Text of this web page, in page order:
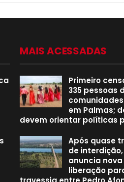
MAIS ACESSADAS
Primeiro
335 pessoas
em Palmas;
devem orientar políticas
Após quase
de interdição,
anuncia
liberação